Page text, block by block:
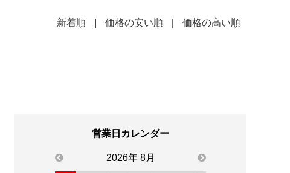
新着順 価格の安い順 価格の高い順
営業日カレンダー
previous 2026年 8月 next